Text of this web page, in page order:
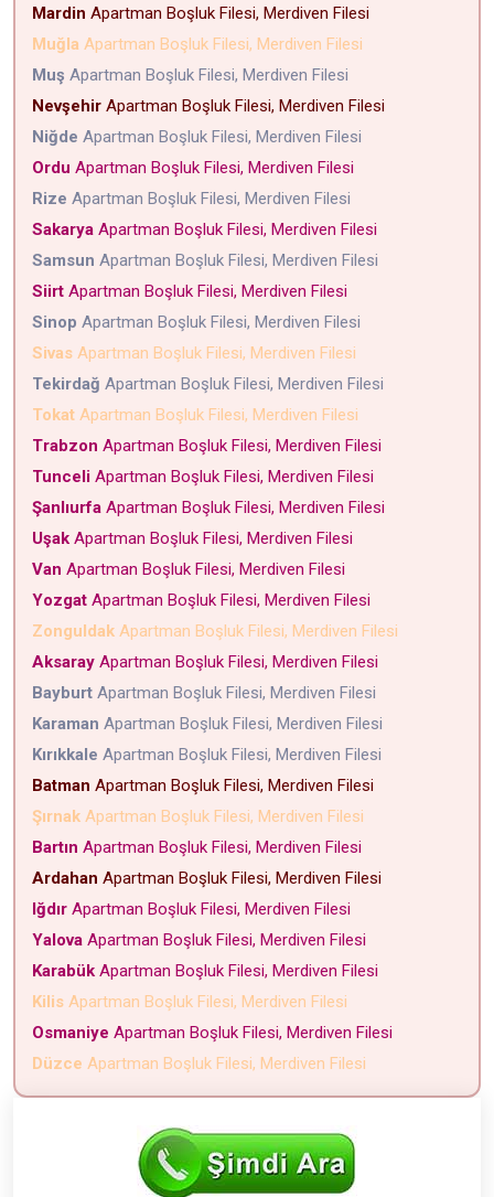
Mardin Apartman Boşluk Filesi, Merdiven Filesi
Muğla Apartman Boşluk Filesi, Merdiven Filesi
Muş Apartman Boşluk Filesi, Merdiven Filesi
Nevşehir Apartman Boşluk Filesi, Merdiven Filesi
Niğde Apartman Boşluk Filesi, Merdiven Filesi
Ordu Apartman Boşluk Filesi, Merdiven Filesi
Rize Apartman Boşluk Filesi, Merdiven Filesi
Sakarya Apartman Boşluk Filesi, Merdiven Filesi
Samsun Apartman Boşluk Filesi, Merdiven Filesi
Siirt Apartman Boşluk Filesi, Merdiven Filesi
Sinop Apartman Boşluk Filesi, Merdiven Filesi
Sivas Apartman Boşluk Filesi, Merdiven Filesi
Tekirdağ Apartman Boşluk Filesi, Merdiven Filesi
Tokat Apartman Boşluk Filesi, Merdiven Filesi
Trabzon Apartman Boşluk Filesi, Merdiven Filesi
Tunceli Apartman Boşluk Filesi, Merdiven Filesi
Şanlıurfa Apartman Boşluk Filesi, Merdiven Filesi
Uşak Apartman Boşluk Filesi, Merdiven Filesi
Van Apartman Boşluk Filesi, Merdiven Filesi
Yozgat Apartman Boşluk Filesi, Merdiven Filesi
Zonguldak Apartman Boşluk Filesi, Merdiven Filesi
Aksaray Apartman Boşluk Filesi, Merdiven Filesi
Bayburt Apartman Boşluk Filesi, Merdiven Filesi
Karaman Apartman Boşluk Filesi, Merdiven Filesi
Kırıkkale Apartman Boşluk Filesi, Merdiven Filesi
Batman Apartman Boşluk Filesi, Merdiven Filesi
Şırnak Apartman Boşluk Filesi, Merdiven Filesi
Bartın Apartman Boşluk Filesi, Merdiven Filesi
Ardahan Apartman Boşluk Filesi, Merdiven Filesi
Iğdır Apartman Boşluk Filesi, Merdiven Filesi
Yalova Apartman Boşluk Filesi, Merdiven Filesi
Karabük Apartman Boşluk Filesi, Merdiven Filesi
Kilis Apartman Boşluk Filesi, Merdiven Filesi
Osmaniye Apartman Boşluk Filesi, Merdiven Filesi
Düzce Apartman Boşluk Filesi, Merdiven Filesi